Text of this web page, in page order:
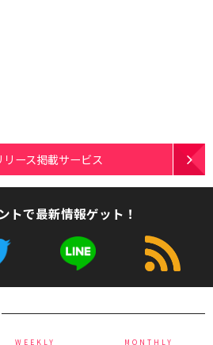
リース掲載サービス
トで最新情報ゲット！
WEEKLY MONTHLY